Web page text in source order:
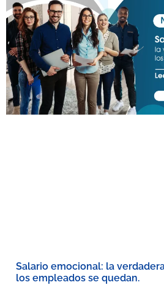
Salario emocional: la
los empleados se quedan.